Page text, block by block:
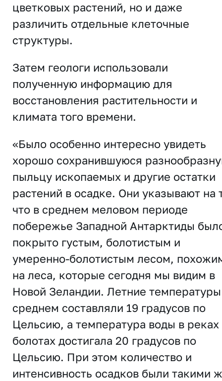
цветковых растений, но и даже
различить отдельные клеточные
структуры.
Затем геологи использовали
полученную информацию для
восстановления растительности и
климата того времени.
«Было особенно интересно увидеть
хорошо сохранившуюся
пыльцу ископаемых и другие остатки
растений в осадке. Они указывают на
что в среднем меловом периоде
побережье Западной Антарктиды
покрыто густым, болотистым и
умеренно-болотистым лесом,
на леса, которые сегодня мы видим в
Новой Зеландии. Летние
среднем составляли 19 градусов по
Цельсию, а температура воды в реках
болотах достигала 20 градусов по
Цельсию. При этом количество и
интенсивность осадков были такими